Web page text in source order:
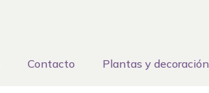
Contacto Plantas y decoración